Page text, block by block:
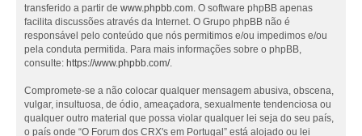
transferido a partir de www.phpbb.com. O software phpBB apenas
facilita discussões através da Internet. O Grupo phpBB não é
responsável pelo conteúdo que nós permitimos e/ou impedimos e/ou
pela conduta permitida. Para mais informações sobre o phpBB,
consulte: https://www.phpbb.com/.
Compromete-se a não colocar qualquer mensagem abusiva, obscena,
vulgar, insultuosa, de ódio, ameaçadora, sexualmente tendenciosa ou
qualquer outro material que possa violar qualquer lei seja do seu país,
o país onde “O Forum dos CRX's em Portugal” está alojado ou lei